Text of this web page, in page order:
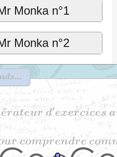
Monka n°1
Monka n°2